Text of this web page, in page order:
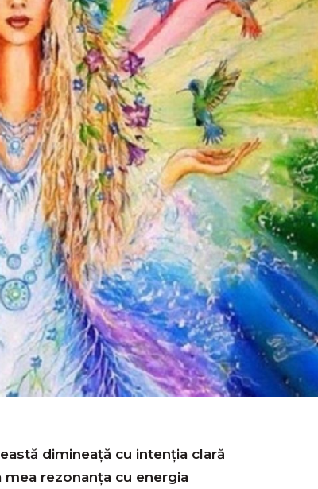
dimineaţă cu intenția clară
mea rezonanţa cu energia